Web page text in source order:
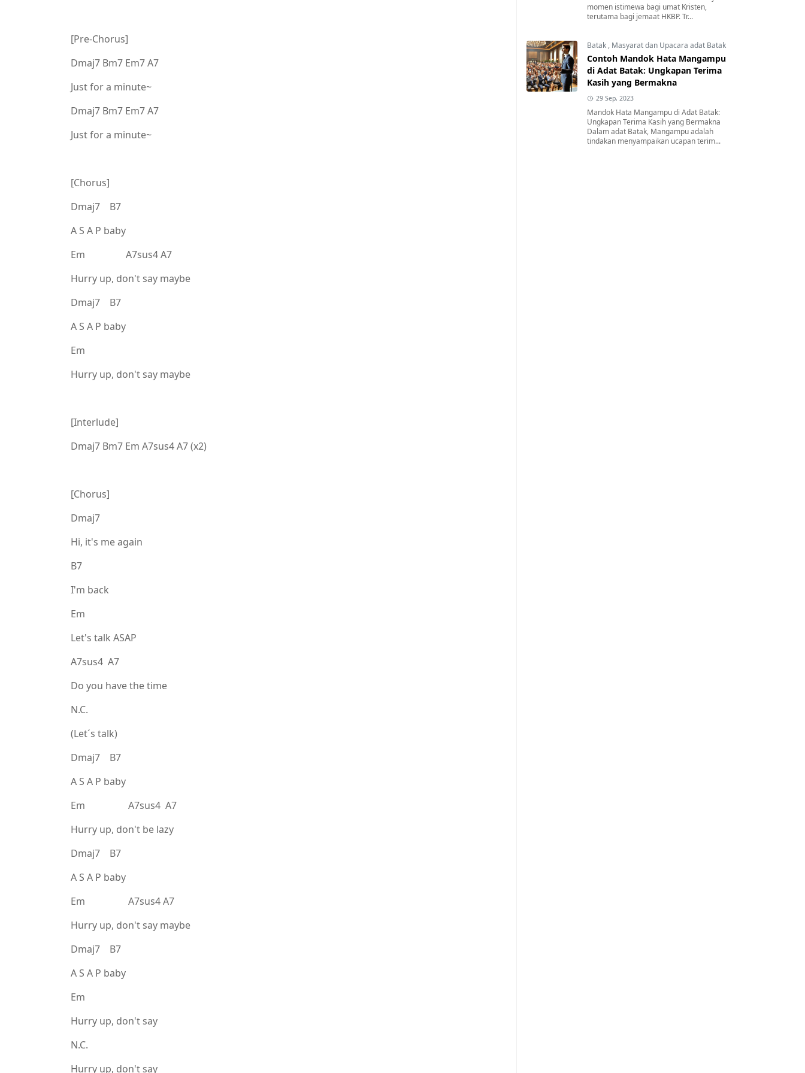
[Pre-Chorus]
Dmaj7 Bm7 Em7 A7
Just for a minute~
Dmaj7 Bm7 Em7 A7
Just for a minute~
[Chorus]
Dmaj7 B7
A S A P baby
Em A7sus4 A7
Hurry up, don't say maybe
Dmaj7 B7
A S A P baby
Em
Hurry up, don't say maybe
[Interlude]
Dmaj7 Bm7 Em A7sus4 A7 (x2)
[Chorus]
Dmaj7
Hi, it's me again
B7
I'm back
Em
Let's talk ASAP
A7sus4 A7
Do you have the time
N.C.
(Let´s talk)
Dmaj7 B7
A S A P baby
Em A7sus4 A7
Hurry up, don't be lazy
Dmaj7 B7
A S A P baby
Em A7sus4 A7
Hurry up, don't say maybe
Dmaj7 B7
A S A P baby
Em
Hurry up, don't say
N.C.
Hurry up, don't say
momen istimewa bagi umat Kristen,
terutama bagi jemaat HKBP. Tr...
Batak , Masyarat dan Upacara adat Batak
Contoh Mandok Hata Mangampu
di Adat Batak: Ungkapan Terima
Kasih yang Bermakna
29 Sep, 2023
Mandok Hata Mangampu di Adat Batak:
Ungkapan Terima Kasih yang Bermakna
Dalam adat Batak, Mangampu adalah
tindakan menyampaikan ucapan terim...